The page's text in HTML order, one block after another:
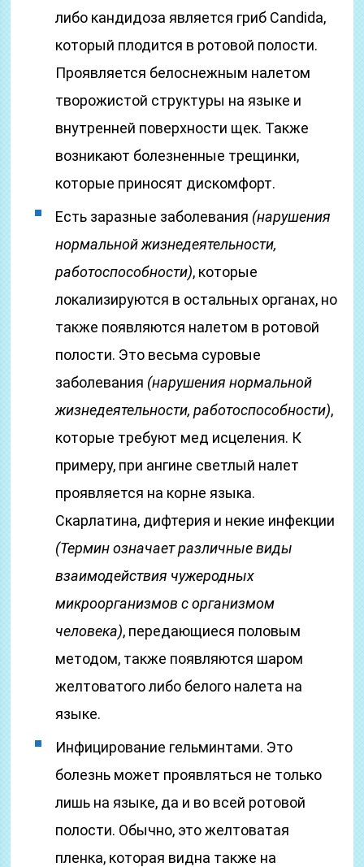
либо кандидоза является гриб Candida,
который плодится в ротовой полости.
Проявляется белоснежным налетом
творожистой структуры на языке и
внутренней поверхности щек. Также
возникают болезненные трещинки,
которые приносят дискомфорт.
Есть заразные заболевания (нарушения
нормальной жизнедеятельности,
работоспособности), которые
локализируются в остальных органах, но
также появляются налетом в ротовой
полости. Это весьма суровые
заболевания (нарушения нормальной
жизнедеятельности, работоспособности),
которые требуют мед исцеления. К
примеру, при ангине светлый налет
проявляется на корне языка.
Скарлатина, дифтерия и некие инфекции
(Термин означает различные виды
взаимодействия чужеродных
микроорганизмов с организмом
человека), передающиеся половым
методом, также появляются шаром
желтоватого либо белого налета на
языке.
Инфицирование гельминтами. Это
болезнь может проявляться не только
лишь на языке, да и во всей ротовой
полости. Обычно, это желтоватая
пленка, которая видна также на